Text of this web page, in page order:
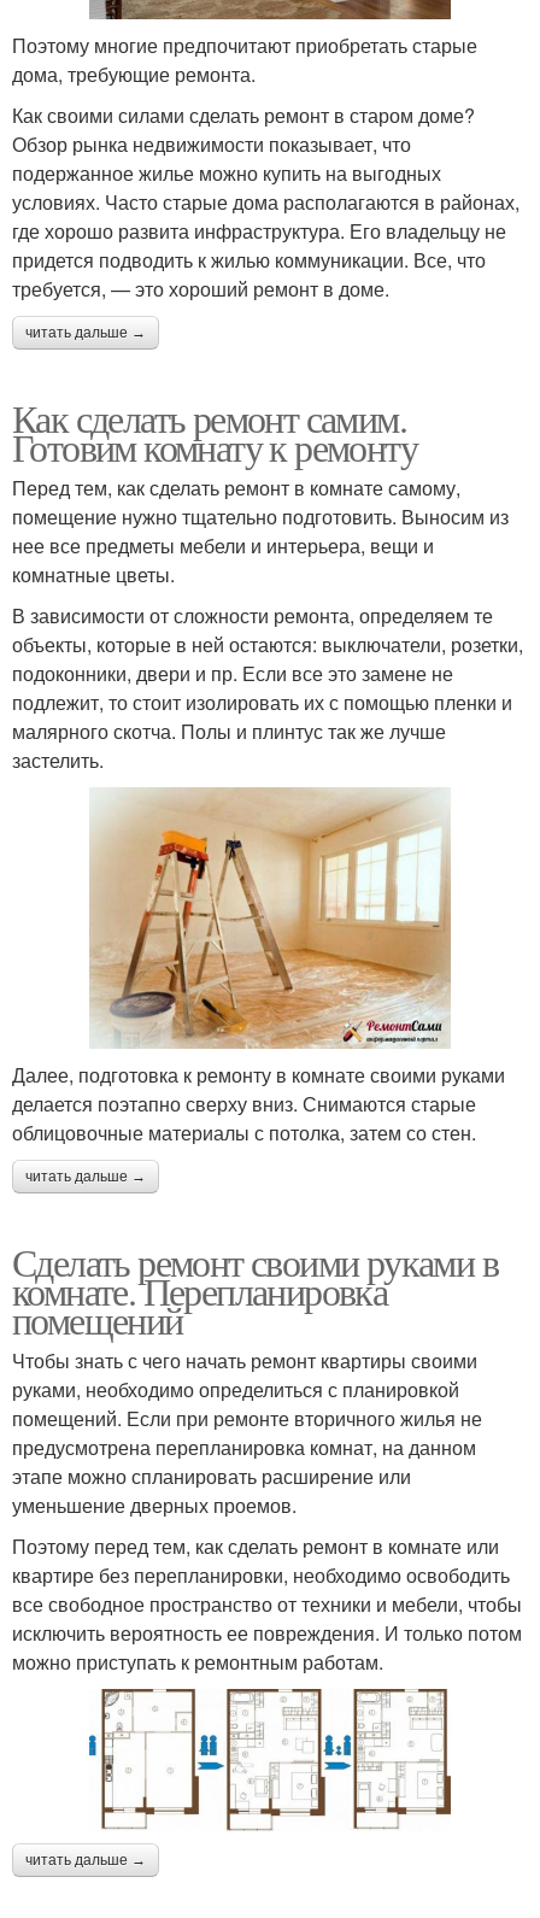
Поэтому многие предпочитают приобретать старые
дома, требующие ремонта.
Как своими силами сделать ремонт в старом доме?
Обзор рынка недвижимости показывает, что
подержанное жилье можно купить на выгодных
условиях. Часто старые дома располагаются в районах,
где хорошо развита инфраструктура. Его владельцу не
придется подводить к жилью коммуникации. Все, что
требуется, — это хороший ремонт в доме.
читать дальше →
Как сделать ремонт самим.
Готовим комнату к ремонту
Перед тем, как сделать ремонт в комнате самому,
помещение нужно тщательно подготовить. Выносим из
нее все предметы мебели и интерьера, вещи и
комнатные цветы.
В зависимости от сложности ремонта, определяем те
объекты, которые в ней остаются: выключатели, розетки,
подоконники, двери и пр. Если все это замене не
подлежит, то стоит изолировать их с помощью пленки и
малярного скотча. Полы и плинтус так же лучше
застелить.
Далее, подготовка к ремонту в комнате своими руками
делается поэтапно сверху вниз. Снимаются старые
облицовочные материалы с потолка, затем со стен.
читать дальше →
Сделать ремонт своими руками в
комнате. Перепланировка
помещений
Чтобы знать с чего начать ремонт квартиры своими
руками, необходимо определиться с планировкой
помещений. Если при ремонте вторичного жилья не
предусмотрена перепланировка комнат, на данном
этапе можно спланировать расширение или
уменьшение дверных проемов.
Поэтому перед тем, как сделать ремонт в комнате или
квартире без перепланировки, необходимо освободить
все свободное пространство от техники и мебели, чтобы
исключить вероятность ее повреждения. И только потом
можно приступать к ремонтным работам.
читать дальше →